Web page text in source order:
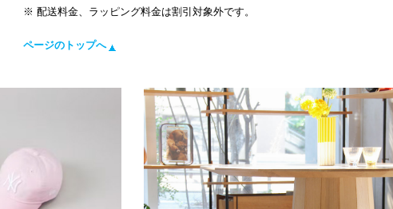
配送料金、ラッピング料金は割引対象外です。
ページのトップへ